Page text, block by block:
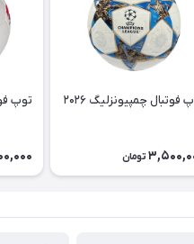
فوتبال چمپیونزلیگ ۲۰۲۶
تومان
توپ